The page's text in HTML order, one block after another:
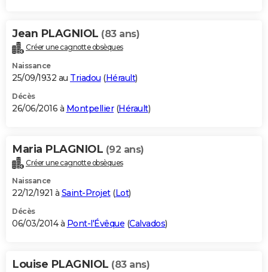
Jean PLAGNIOL (83 ans)
Créer une cagnotte obsèques
Naissance
25/09/1932 au Triadou (Hérault)
Décès
26/06/2016 à Montpellier(Hérault)
Maria PLAGNIOL (92 ans)
Créer une cagnotte obsèques
Naissance
22/12/1921 à Saint-Projet(Lot)
Décès
06/03/2014 à Pont-l'Évêque (Calvados)
Louise PLAGNIOL (83 ans)